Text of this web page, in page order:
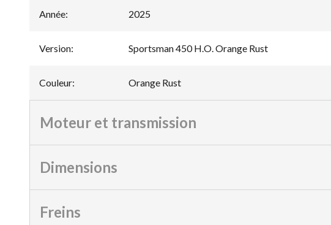
Année: 2025
Version: Sportsman 450 H.O. Orange Rust
Couleur: Orange Rust
Moteur et transmission
Dimensions
Freins